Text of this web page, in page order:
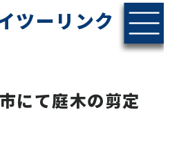
ツーリンク
にて庭木の剪定